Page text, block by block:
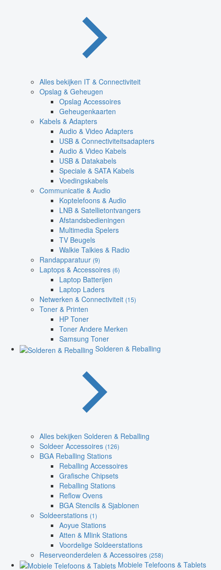
Alles bekijken IT & Connectiviteit
Opslag & Geheugen
Opslag Accessoires
Geheugenkaarten
Kabels & Adapters
Audio & Video Adapters
USB & Connectiviteitsadapters
Audio & Video Kabels
USB & Datakabels
Speciale & SATA Kabels
Voedingskabels
Communicatie & Audio
Koptelefoons & Audio
LNB & Satellietontvangers
Afstandsbedieningen
Multimedia Spelers
TV Beugels
Walkie Talkies & Radio
Randapparatuur (9)
Laptops & Accessoires (6)
Laptop Batterijen
Laptop Laders
Netwerken & Connectiviteit (15)
Toner & Printen
HP Toner
Toner Andere Merken
Samsung Toner
Solderen & Reballing
Alles bekijken Solderen & Reballing
Soldeer Accessoires (126)
BGA Reballing Stations
Reballing Accessoires
Grafische Chipsets
Reballing Stations
Reflow Ovens
BGA Stencils & Sjablonen
Soldeerstations (1)
Aoyue Stations
Atten & Mlink Stations
Voordelige Soldeerstations
Reserveonderdelen & Accessoires (258)
Mobiele Telefoons & Tablets